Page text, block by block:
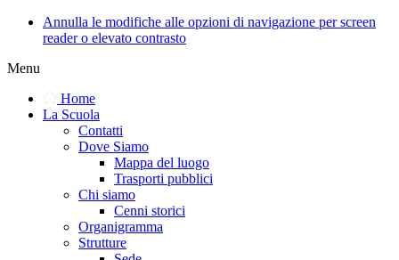
Annulla le modifiche alle opzioni di navigazione per screen
reader o elevato contrasto
Menu
Home
La Scuola
Contatti
Dove Siamo
Mappa del luogo
Trasporti pubblici
Chi siamo
Cenni storici
Organigramma
Strutture